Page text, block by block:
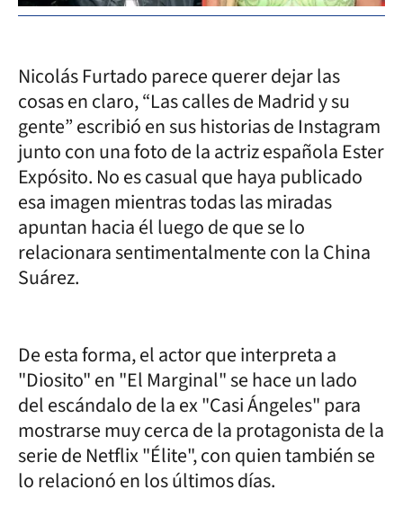
Nicolás Furtado parece querer dejar las
cosas en claro, “Las calles de Madrid y su
gente” escribió en sus historias de Instagram
junto con una foto de la actriz española Ester
Expósito. No es casual que haya publicado
esa imagen mientras todas las miradas
apuntan hacia él luego de que se lo
relacionara sentimentalmente con la China
Suárez.
De esta forma, el actor que interpreta a
"Diosito" en "El Marginal" se hace un lado
del escándalo de la ex "Casi Ángeles" para
mostrarse muy cerca de la protagonista de la
serie de Netflix "Élite", con quien también se
lo relacionó en los últimos días.